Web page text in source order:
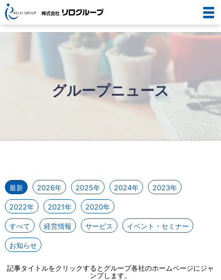
グループニュース
グループニュース
最新 2026年 2025年 2024年 2023年
2022年 2021年 2020年
すべて 経営情報 サービス イベント・セミナー
お知らせ
記事タイトルをクリックするとグループ各社のホームページにジャ
ンプします。